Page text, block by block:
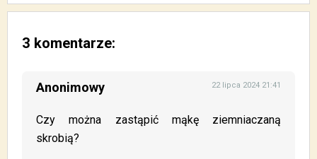
3 komentarze:
Anonimowy 22 lipca 2024 21:41
Czy można zastąpić mąkę ziemniaczaną
skrobią?